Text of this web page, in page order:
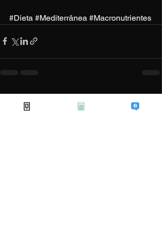
#Dieta #Mediterrânea #Macronutrientes
Posts recentes